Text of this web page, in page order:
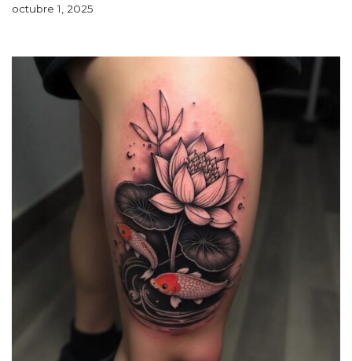
octubre 1, 2025